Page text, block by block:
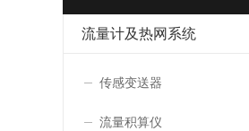
流量计及热网系统
传感变送器
流量积算仪